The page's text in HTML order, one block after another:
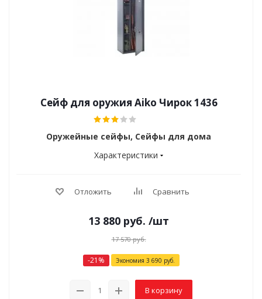
Сейф для оружия Aiko Чирок 1436
Оружейные сейфы, Сейфы для дома
Характеристики
Отложить Сравнить
13 880 руб. /шт
17 570руб.
-21 % Экономия 3 690 руб.
В корзину